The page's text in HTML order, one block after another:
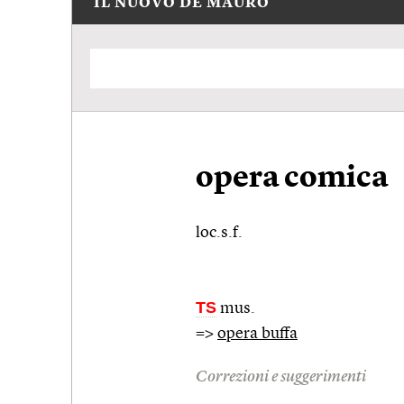
IL NUOVO DE MAURO
opera comica
loc.s.f.
TS mus.
=> opera buffa
Correzioni e suggerimenti